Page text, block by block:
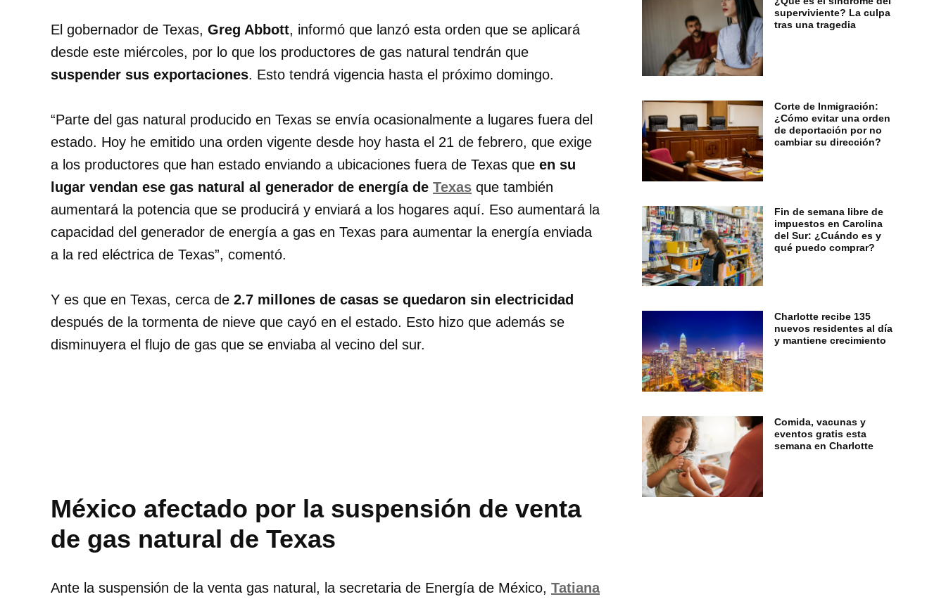
El gobernador de Texas, Greg Abbott, informó que lanzó esta orden que se aplicará
desde este miércoles, por lo que los productores de gas natural tendrán que
suspender sus exportaciones. Esto tendrá vigencia hasta el próximo domingo.
“Parte del gas natural producido en Texas se envía ocasionalmente a lugares fuera del
estado. Hoy he emitido una orden vigente desde hoy hasta el 21 de febrero, que exige
a los productores que han estado enviando a ubicaciones fuera de Texas que en su
lugar vendan ese gas natural al generador de energía de Texas que también
aumentará la potencia que se producirá y enviará a los hogares aquí. Eso aumentará la
capacidad del generador de energía a gas en Texas para aumentar la energía enviada
a la red eléctrica de Texas”, comentó.
Y es que en Texas, cerca de 2.7 millones de casas se quedaron sin electricidad
después de la tormenta de nieve que cayó en el estado. Esto hizo que además se
disminuyera el flujo de gas que se enviaba al vecino del sur.
México afectado por la suspensión de venta
de gas natural de Texas
Ante la suspensión de la venta gas natural, la secretaria de Energía de México, Tatiana
superviviente? La culpa
tras una tragedia
Corte de Inmigración:
¿Cómo evitar una orden
de deportación por no
cambiar su dirección?
Fin de semana libre de
impuestos en Carolina
del Sur: ¿Cuándo es y
qué puedo comprar?
Charlotte recibe 135
nuevos residentes al día
y mantiene crecimiento
Comida, vacunas y
eventos gratis esta
semana en Charlotte